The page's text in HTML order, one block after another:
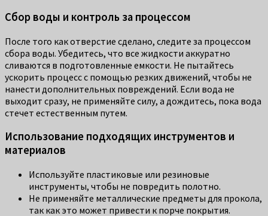
Сбор воды и контроль за процессом
После того как отверстие сделано, следите за процессом
сбора воды. Убедитесь, что все жидкости аккуратно
сливаются в подготовленные емкости. Не пытайтесь
ускорить процесс с помощью резких движений, чтобы не
нанести дополнительных повреждений. Если вода не
выходит сразу, не применяйте силу, а дождитесь, пока вода
стечет естественным путем.
Использование подходящих инструментов и
материалов
Используйте пластиковые или резиновые
инструменты, чтобы не повредить полотно.
Не применяйте металлические предметы для прокола,
так как это может привести к порче покрытия.